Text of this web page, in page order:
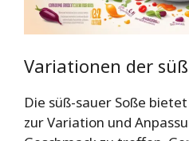
Variationen der
Die süß-sauer Soße
zur Variation und